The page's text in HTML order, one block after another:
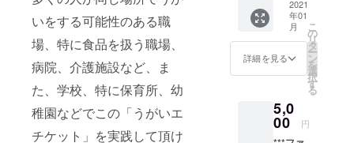
いをする可能性のある職
場、特に食品を扱う職場、
病院、介護施設など、ま
た、学校、特に保育所、幼
稚園などでこの「うがいエ
チケット」を実践して頂け
長 （2014
年7月まで）
2007年8月
先端医療振
スター推進
センターア
株式会
社 協
イルの
持つ天
然の美
容成分
や保湿
石鹸に
閉じ込
れてい
るよう
な有害
な有機
溶剤
ルエン
等）を
使用せ
く、肉
球のト
ラブル
にも対
応。 動
物病院
用新商
が特別
に協賛
いたし
2021
年01
月
詳細を見る
こ
の
リ
タ
ー
ン
を
選
択
す
る
5,0
00 円